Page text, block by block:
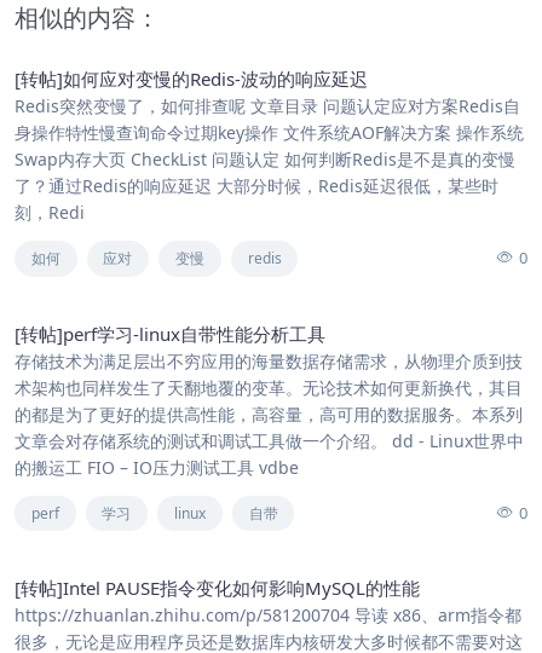
相似的内容：
[转帖]如何应对变慢的Redis-波动的响应延迟
Redis突然变慢了，如何排查呢 文章目录 问题认定应对方案Redis自
身操作特性慢查询命令过期key操作 文件系统AOF解决方案 操作系统
Swap内存大页 CheckList 问题认定 如何判断Redis是不是真的变慢
了？通过Redis的响应延迟 大部分时候，Redis延迟很低，某些时
刻，Redi
如何 应对 变慢 redis 0
[转帖]perf学习-linux自带性能分析工具
存储技术为满足层出不穷应用的海量数据存储需求，从物理介质到技
术架构也同样发生了天翻地覆的变革。无论技术如何更新换代，其目
的都是为了更好的提供高性能，高容量，高可用的数据服务。本系列
文章会对存储系统的测试和调试工具做一个介绍。 dd - Linux世界中
的搬运工 FIO – IO压力测试工具 vdbe
perf 学习 linux 自带 0
[转帖]Intel PAUSE指令变化如何影响MySQL的性能
https://zhuanlan.zhihu.com/p/581200704 导读 x86、arm指令都
很多，无论是应用程序员还是数据库内核研发大多时候都不需要对这